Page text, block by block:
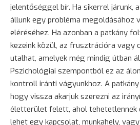
jelentőséggel bír. Ha sikerrel járunk,
állunk egy probléma megoldásához
eléréséhez. Ha azonban a patkány
kezeink közül, az frusztrációra vagy
utalhat, amelyek még mindig útban
Pszichológiai szempontból ez az
kontroll iránti vágyunkhoz. A
hogy vissza akarjuk szerezni az
életterület felett, ahol tehetetlennek
lehet egy kapcsolat, munkahely,